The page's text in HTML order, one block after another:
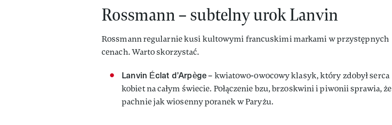
Rossmann – subtelny urok Lanvin
Rossmann regularnie kusi kultowymi francuskimi markami w przystępnych
cenach. Warto skorzystać.
Lanvin Éclat d’Arpège– kwiatowo-owocowy klasyk, który zdobył serca
kobiet na całym świecie. Połączenie bzu, brzoskwini i piwonii sprawia, że
pachnie jak wiosenny poranek w Paryżu.